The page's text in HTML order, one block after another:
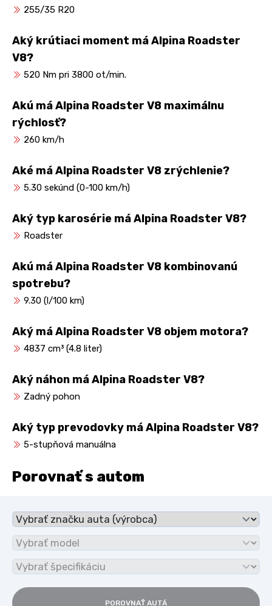
255/35 R20
Aký krútiaci moment má Alpina Roadster
V8?
520 Nm pri 3800 ot/min.
Akú má Alpina Roadster V8 maximálnu
rýchlosť?
260 km/h
Aké má Alpina Roadster V8 zrýchlenie?
5.30 sekúnd (0-100 km/h)
Aký typ karosérie má Alpina Roadster V8?
Roadster
Akú má Alpina Roadster V8 kombinovanú
spotrebu?
9.30 (l/100 km)
Aký má Alpina Roadster V8 objem motora?
4837 cm³ (4.8 liter)
Aký náhon má Alpina Roadster V8?
Zadný pohon
Aký typ prevodovky má Alpina Roadster V8?
5-stupňová manuálna
Porovnať s autom
POROVNAŤ AUTÁ